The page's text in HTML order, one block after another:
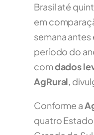
Brasil até
em
semana
período do
comdados
AgRural,
Conforme a
quatro